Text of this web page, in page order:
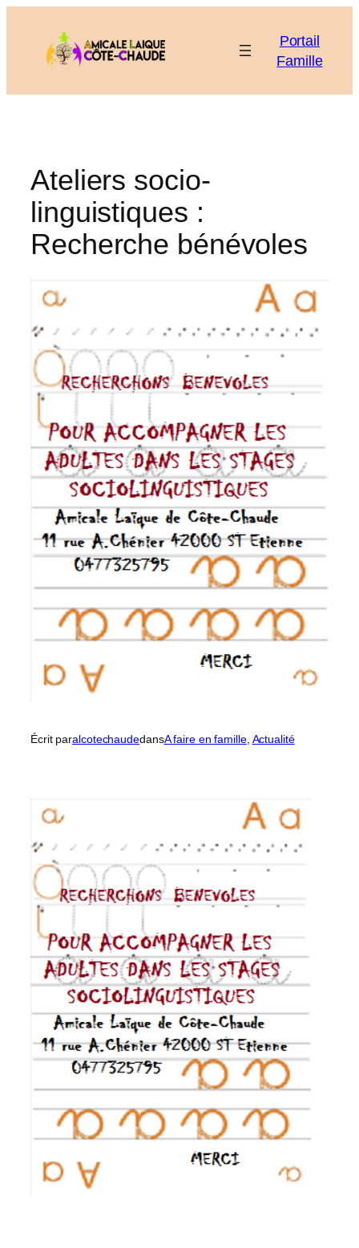
contenu
Portail
Famille
Ateliers socio-
linguistiques :
Recherche bénévoles
Écrit paralcotechaudedansA faire en famille, Actualité